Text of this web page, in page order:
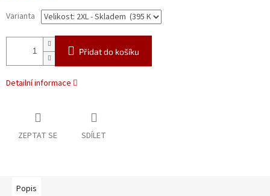
Varianta
Přidat do košíku
Detailní informace
ZEPTAT SE SDÍLET
Popis